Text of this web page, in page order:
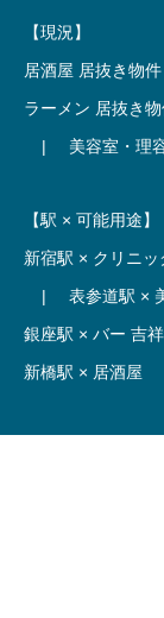
【現況】
居酒屋 居抜き物件
ラーメン 居抜き
|
美容室・理
【駅 × 可能用途】
新宿駅 × クリニッ
|
表参道駅 ×
銀座駅 × バー 吉
新橋駅 × 居酒屋